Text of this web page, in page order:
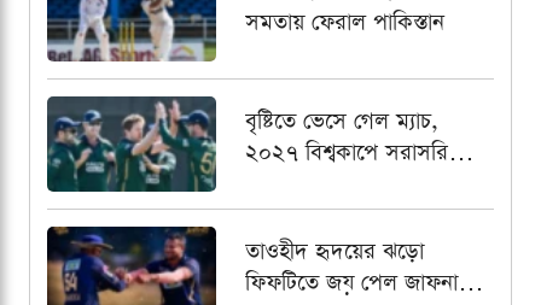
সমতায় ফেরাল পাকিস্তান
বৃষ্টিতে ভেসে গেল ম্যাচ,
২০২৭ বিশ্বকাপে সরাসরি
আয়ারল্যান্ডের
তাওহীদ হৃদয়ের ঝড়ো
ফিফটিতে জয় পেল জাফনা